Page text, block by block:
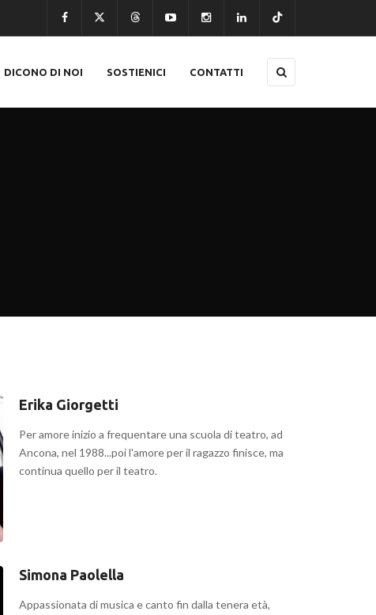
DICONO DI NOI SOSTIENICI CONTATTI
Erika Giorgetti
Per amore inizio a frequentare una scuola di teatro, ad
Ancona, nel 1988...poi l'amore per il ragazzo finisce, ma
continua quello per il teatro.
Simona Paolella
Appassionata di musica e canto fin dalla tenera età,